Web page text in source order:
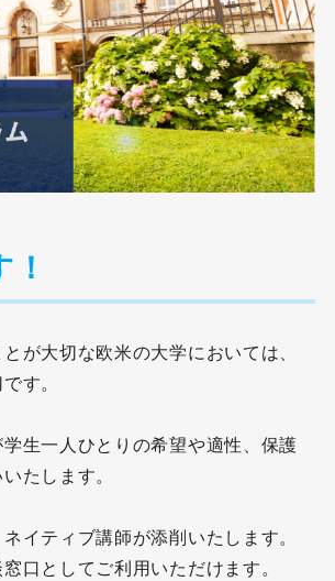
が大切な欧米の大学においては、
す。
生一人ひとりの希望や適性、保護
たします。
イティブ講師が添削いたします。
口としてご利用いただけます。